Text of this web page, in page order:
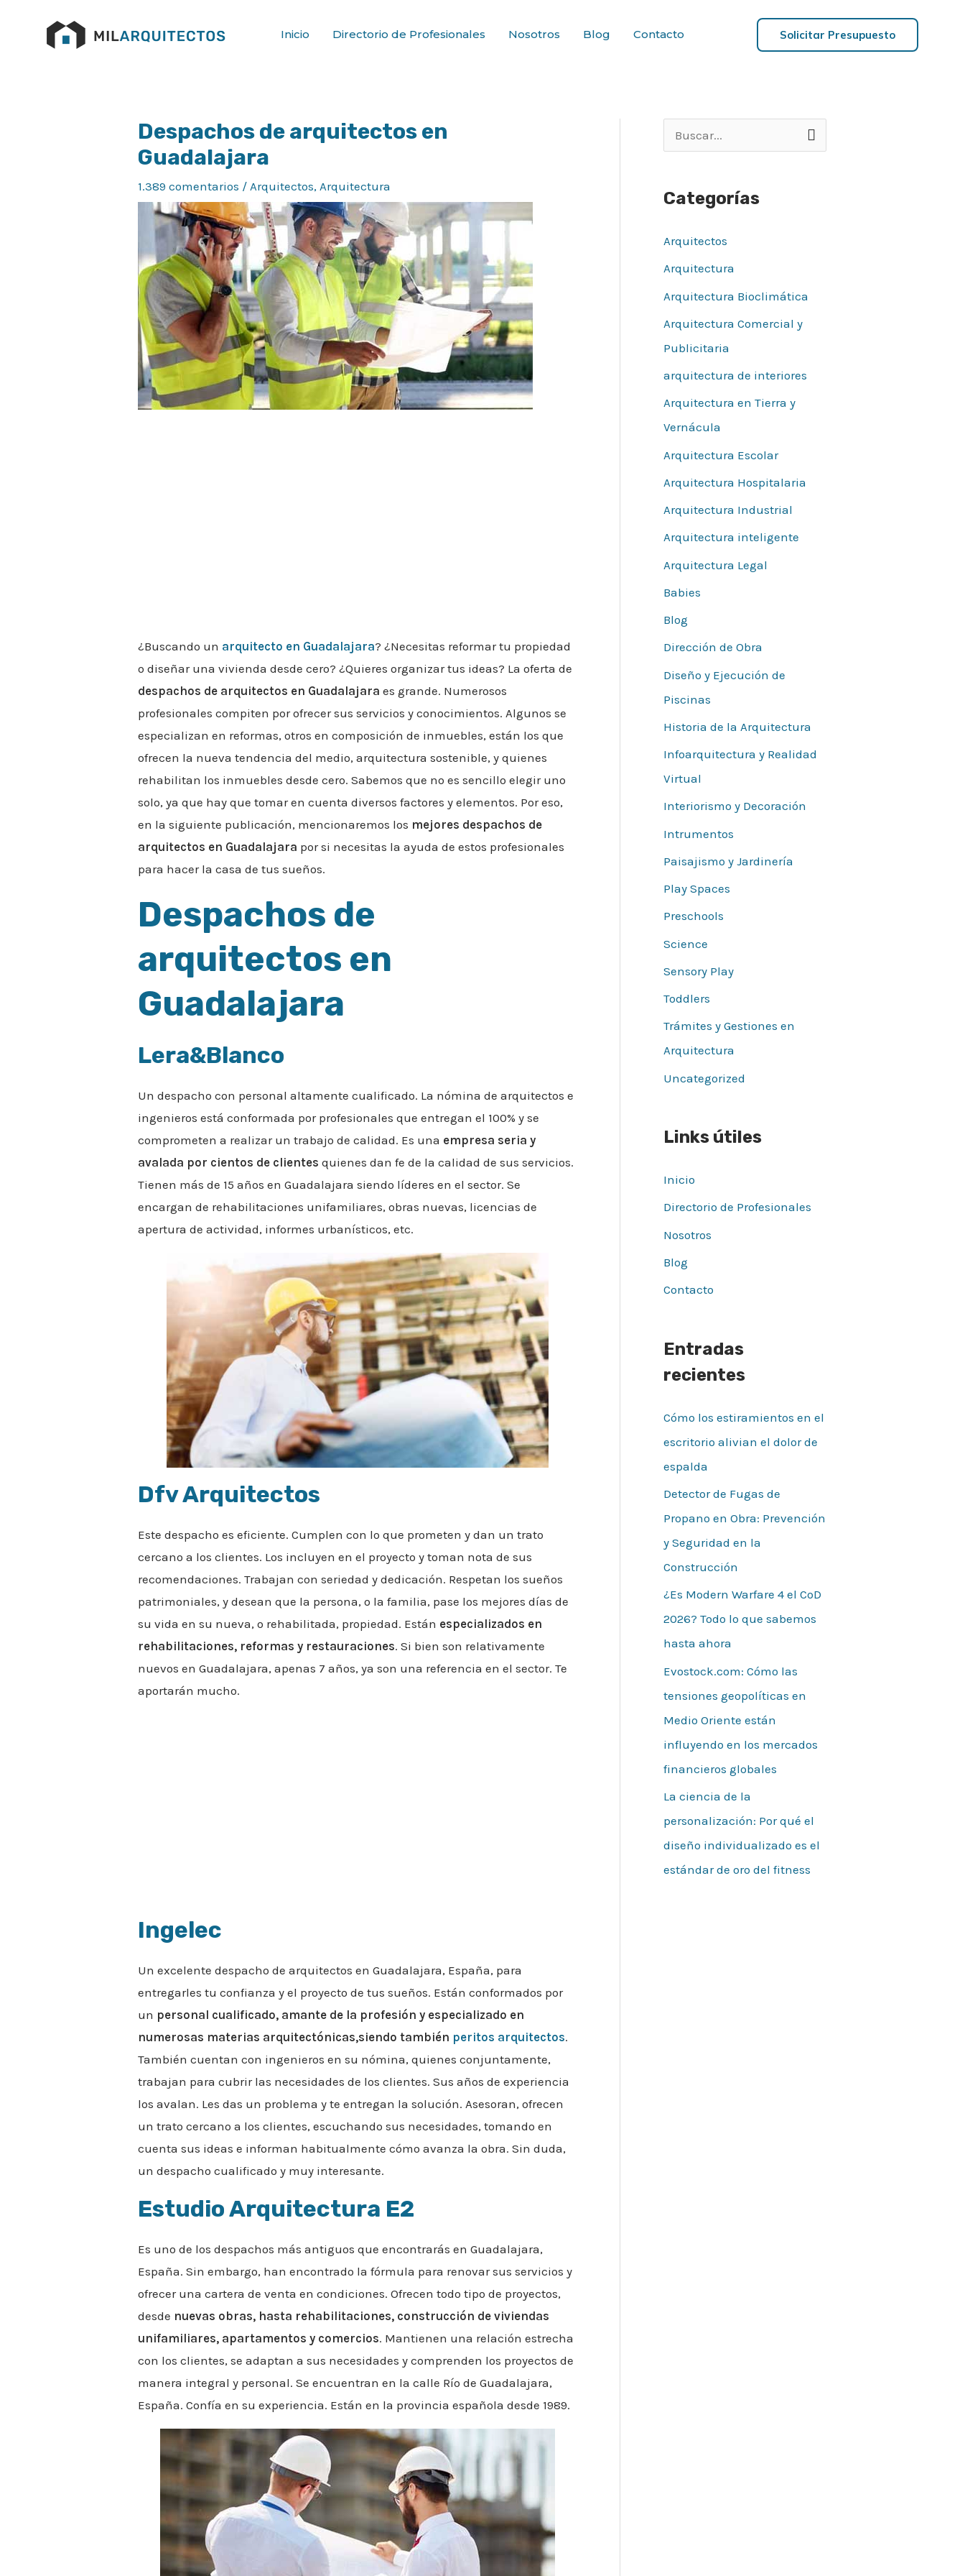
Inicio Directorio de Profesionales Nosotros Blog Contacto Solicitar Presupuesto
Despachos de arquitectos en
Guadalajara
1.389 comentarios / Arquitectos, Arquitectura
¿Buscando un arquitecto en Guadalajara? ¿Necesitas reformar tu propiedad
o diseñar una vivienda desde cero? ¿Quieres organizar tus ideas? La oferta de
despachos de arquitectos en Guadalajara es grande. Numerosos
profesionales compiten por ofrecer sus servicios y conocimientos. Algunos se
especializan en reformas, otros en composición de inmuebles, están los que
ofrecen la nueva tendencia del medio, arquitectura sostenible, y quienes
rehabilitan los inmuebles desde cero. Sabemos que no es sencillo elegir uno
solo, ya que hay que tomar en cuenta diversos factores y elementos. Por eso,
en la siguiente publicación, mencionaremos los mejores despachos de
arquitectos en Guadalajara por si necesitas la ayuda de estos profesionales
para hacer la casa de tus sueños.
Despachos de
arquitectos en
Guadalajara
Lera&Blanco
Un despacho con personal altamente cualificado. La nómina de arquitectos e
ingenieros está conformada por profesionales que entregan el 100% y se
comprometen a realizar un trabajo de calidad. Es una empresa seria y
avalada por cientos de clientes quienes dan fe de la calidad de sus servicios.
Tienen más de 15 años en Guadalajara siendo líderes en el sector. Se
encargan de rehabilitaciones unifamiliares, obras nuevas, licencias de
apertura de actividad, informes urbanísticos, etc.
Dfv Arquitectos
Este despacho es eficiente. Cumplen con lo que prometen y dan un trato
cercano a los clientes. Los incluyen en el proyecto y toman nota de sus
recomendaciones. Trabajan con seriedad y dedicación. Respetan los sueños
patrimoniales, y desean que la persona, o la familia, pase los mejores días de
su vida en su nueva, o rehabilitada, propiedad. Están especializados en
rehabilitaciones, reformas y restauraciones. Si bien son relativamente
nuevos en Guadalajara, apenas 7 años, ya son una referencia en el sector. Te
aportarán mucho.
Ingelec
Un excelente despacho de arquitectos en Guadalajara, España, para
entregarles tu confianza y el proyecto de tus sueños. Están conformados por
un personal cualificado, amante de la profesión y especializado en
numerosas materias arquitectónicas,siendo también peritos arquitectos.
También cuentan con ingenieros en su nómina, quienes conjuntamente,
trabajan para cubrir las necesidades de los clientes. Sus años de experiencia
los avalan. Les das un problema y te entregan la solución. Asesoran, ofrecen
un trato cercano a los clientes, escuchando sus necesidades, tomando en
cuenta sus ideas e informan habitualmente cómo avanza la obra. Sin duda,
un despacho cualificado y muy interesante.
Estudio Arquitectura E2
Es uno de los despachos más antiguos que encontrarás en Guadalajara,
España. Sin embargo, han encontrado la fórmula para renovar sus servicios y
ofrecer una cartera de venta en condiciones. Ofrecen todo tipo de proyectos,
desde nuevas obras, hasta rehabilitaciones, construcción de viviendas
unifamiliares, apartamentos y comercios. Mantienen una relación estrecha
con los clientes, se adaptan a sus necesidades y comprenden los proyectos de
manera integral y personal. Se encuentran en la calle Río de Guadalajara,
España. Confía en su experiencia. Están en la provincia española desde 1989.
Navegación
de
a
Categorías
Arquitectos
Arquitectura
Arquitectura Bioclimática
Arquitectura Comercial y
Publicitaria
arquitectura de interiores
Arquitectura en Tierra y
Vernácula
Arquitectura Escolar
Arquitectura Hospitalaria
Arquitectura Industrial
Arquitectura inteligente
Arquitectura Legal
Babies
Blog
Dirección de Obra
Diseño y Ejecución de
Piscinas
Historia de la Arquitectura
Infoarquitectura y Realidad
Virtual
Interiorismo y Decoración
Intrumentos
Paisajismo y Jardinería
Play Spaces
Preschools
Science
Sensory Play
Toddlers
Trámites y Gestiones en
Arquitectura
Uncategorized
Links útiles
Inicio
Directorio de Profesionales
Nosotros
Blog
Contacto
Entradas
recientes
Cómo los estiramientos en el
escritorio alivian el dolor de
espalda
Detector de Fugas de
Propano en Obra: Prevención
y Seguridad en la
Construcción
¿Es Modern Warfare 4 el CoD
2026? Todo lo que sabemos
hasta ahora
Evostock.com: Cómo las
tensiones geopolíticas en
Medio Oriente están
influyendo en los mercados
financieros globales
La ciencia de la
personalización: Por qué el
diseño individualizado es el
estándar de oro del fitness